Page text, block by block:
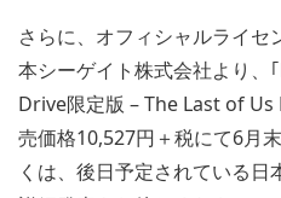
さらに、オフィシャルライセ
本シーゲイト株式会社より
Drive限定版 – The Last of
売価格10,527円＋税にて6月
くは、後日予定されている